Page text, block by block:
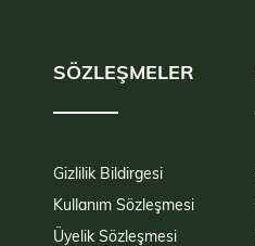
SÖZLEŞMELER
Gizlilik Bildirgesi
Kullanım Sözleşmesi
Üyelik Sözleşmesi